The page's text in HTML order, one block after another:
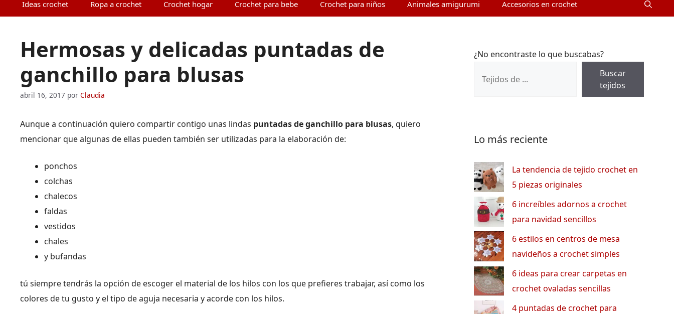
Ideas crochet Ropa a crochet Crochet hogar Crochet para bebe Crochet para niños Animales amigurumi Accesorios en crochet
Hermosas y delicadas puntadas de
ganchillo para blusas
abril 16, 2017 por Claudia
Aunque a continuación quiero compartir contigo unas lindas puntadas de ganchillo para blusas, quiero
mencionar que algunas de ellas pueden también ser utilizadas para la elaboración de:
ponchos
colchas
chalecos
faldas
vestidos
chales
y bufandas
tú siempre tendrás la opción de escoger el material de los hilos con los que prefieres trabajar, así como los
colores de tu gusto y el tipo de aguja necesaria y acorde con los hilos.
¿No encontraste lo que buscabas?
Buscar
tejidos
Lo más reciente
La tendencia de tejido crochet en
5 piezas originales
6 increíbles adornos a crochet
para navidad sencillos
6 estilos en centros de mesa
navideños a crochet simples
6 ideas para crear carpetas en
crochet ovaladas sencillas
4 puntadas de crochet para